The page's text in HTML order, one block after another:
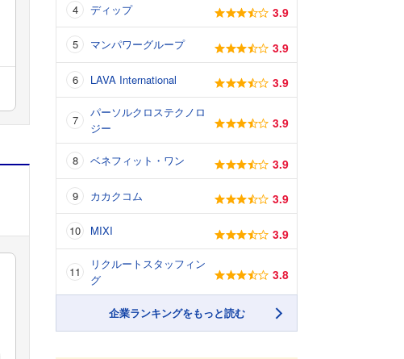
ディップ 3.9
マンパワーグループ 3.9
LAVA International 3.9
パーソルクロステクノロ
ジー
3.9
ベネフィット・ワン 3.9
カカクコム 3.9
MIXI 3.9
リクルートスタッフィン
グ
3.8
企業ランキングをもっと読む